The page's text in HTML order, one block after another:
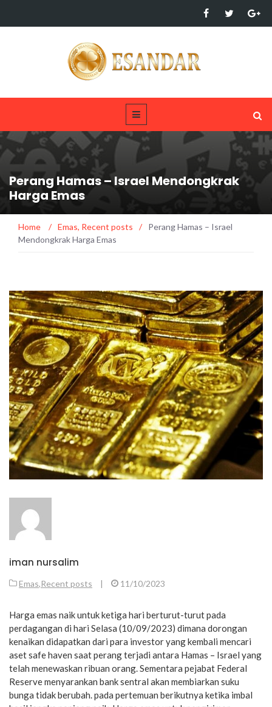
Perang Hamas – Israel Mendongkrak
Harga Emas
Home / Emas, Recent posts /
Perang Hamas – Israel
Mendongkrak Harga Emas
iman nursalim
Emas,Recent posts | 11/10/2023
Harga emas naik untuk ketiga hari berturut-turut pada
perdagangan di hari Selasa (10/09/2023) dimana dorongan
kenaikan didapatkan dari para investor yang kembali mencari
aset safe haven saat perang terjadi antara Hamas – Israel yang
telah menewaskan ribuan orang. Sementara pejabat Federal
Reserve menyarankan bank sentral akan membiarkan suku
bunga tidak berubah. pada pertemuan berikutnya ketika imbal